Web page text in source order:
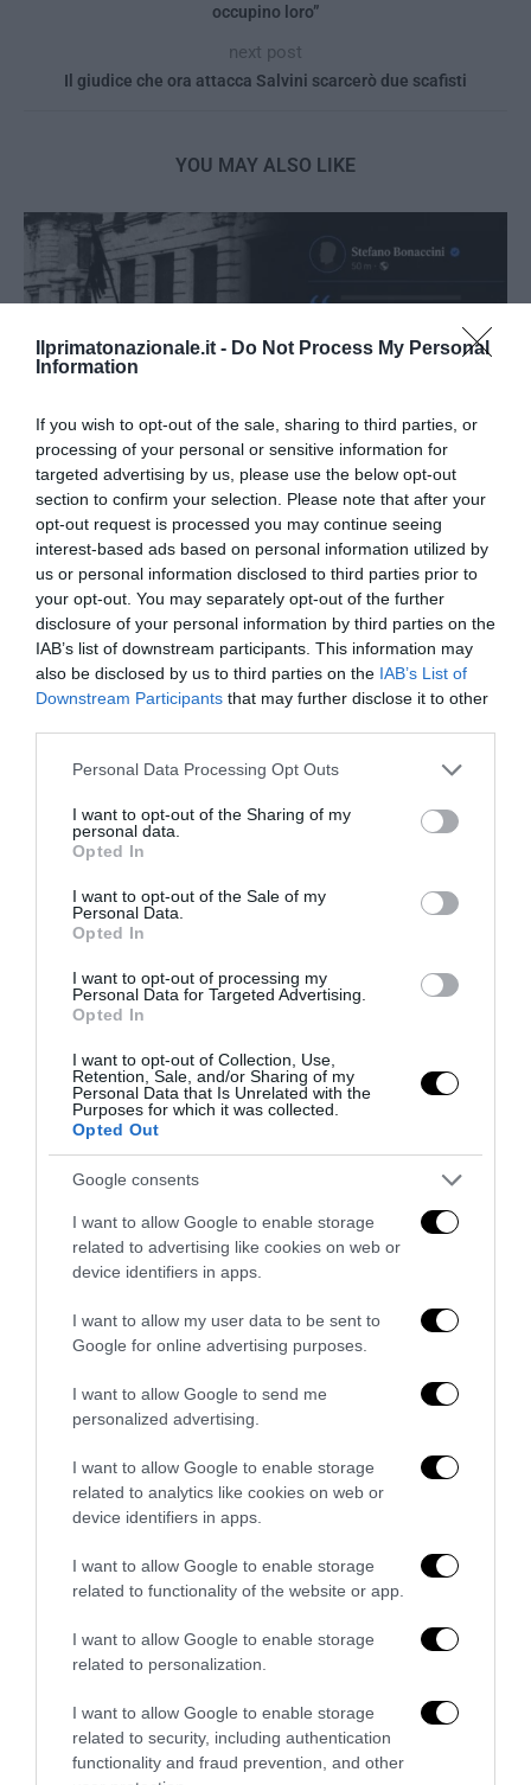
Ilprimatonazionale.it - Do Not Process My Personal
Information
If you wish to opt-out of the sale, sharing to third parties, or
processing of your personal or sensitive information for
targeted advertising by us, please use the below opt-out
section to confirm your selection. Please note that after your
opt-out request is processed you may continue seeing
interest-based ads based on personal information utilized by
us or personal information disclosed to third parties prior to
your opt-out. You may separately opt-out of the further
disclosure of your personal information by third parties on the
IAB’s list of downstream participants. This information may
also be disclosed by us to third parties on the IAB’s List of
Downstream Participants that may further disclose it to other
Please note that this website/app uses one or more Google
not limited to your visit or usage behaviour. You may click to
grant or deny consent to Google and its third-party tags to
use your data for below specified purposes in below Google
consent section.
Personal Data Processing Opt Outs
I want to opt-out of the Sharing of my
personal data.
Opted In
I want to opt-out of the Sale of my
Personal Data.
Opted In
I want to opt-out of processing my
Personal Data for Targeted Advertising.
Opted In
I want to opt-out of Collection, Use,
Retention, Sale, and/or Sharing of my
Personal Data that Is Unrelated with the
Purposes for which it was collected.
Opted Out
Google consents
I want to allow Google to enable storage
related to advertising like cookies on web or
device identifiers in apps.
I want to allow my user data to be sent to
Google for online advertising purposes.
I want to allow Google to send me
personalized advertising.
I want to allow Google to enable storage
related to analytics like cookies on web or
device identifiers in apps.
I want to allow Google to enable storage
related to functionality of the website or app.
I want to allow Google to enable storage
related to personalization.
I want to allow Google to enable storage
related to security, including authentication
functionality and fraud prevention, and other
occupino loro”
next post
Il giudice che ora attacca Salvini scarcerò due scafisti
YOU MAY ALSO LIKE
Bonaccini e il mito delle barricate di Parma: quando
l’antifascismo copia il fascismo
6 Agosto 2026
Remigrazione, il Copasir riconosce all’antifascismo il
6 Agosto 2026
La Camera boccia il patentino antifascista per parlare a
Montecitorio: palo clamoroso del Pd
5 Agosto 2026